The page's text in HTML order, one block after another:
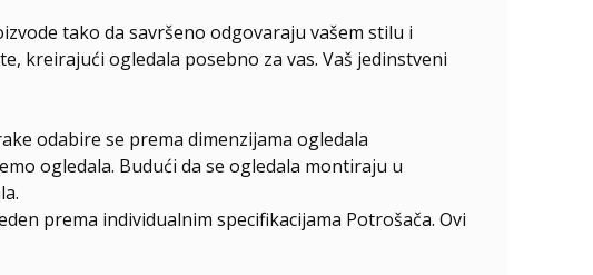
tako da savršeno odgovaraju vašem stilu i
kreirajući ogledala posebno za vas. Vaš jedinstveni
odabire se prema dimenzijama ogledala
ogledala. Budući da se ogledala montiraju u
prema individualnim specifikacijama Potrošača. Ovi